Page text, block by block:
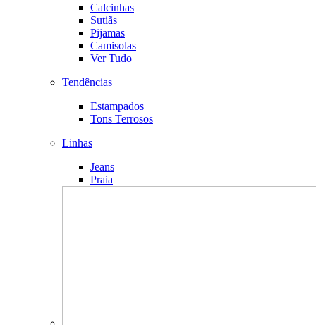
Calcinhas
Sutiãs
Pijamas
Camisolas
Ver Tudo
Tendências
Estampados
Tons Terrosos
Linhas
Jeans
Praia